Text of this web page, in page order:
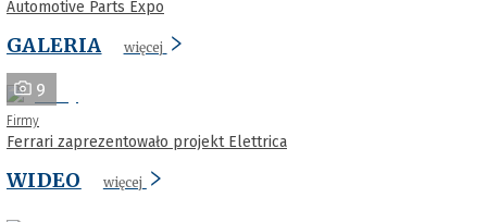
Automotive Parts Expo
GALERIA więcej
9
Firmy
Ferrari zaprezentowało projekt Elettrica
WIDEO więcej